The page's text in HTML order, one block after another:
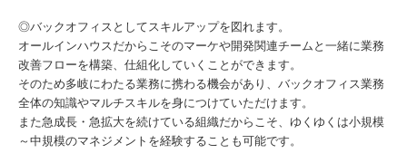
◎バックオフィスとしてスキルアップを図れます。
オールインハウスだからこそのマーケや開発関連チームと一緒に業務
改善フローを構築、仕組化していくことができます。
そのため多岐にわたる業務に携わる機会があり、バックオフィス業務
全体の知識やマルチスキルを身につけていただけます。
また急成長・急拡大を続けている組織だからこそ、ゆくゆくは小規模
～中規模のマネジメントを経験することも可能です。